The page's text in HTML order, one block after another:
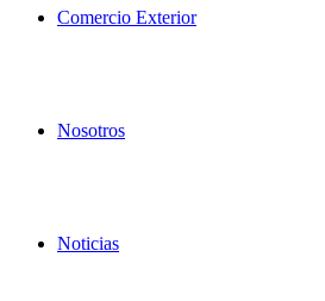
Comercio Exterior
Nosotros
Noticias